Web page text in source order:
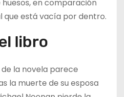
en comparación
que está vacía por dentro.
libro
la novela parece
la muerte de su esposa